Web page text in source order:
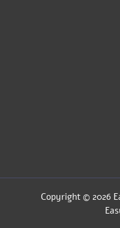
Copyright © 2026